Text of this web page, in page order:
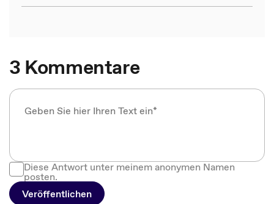
3 Kommentare
Diese Antwort unter meinem anonymen Namen
posten.
Veröffentlichen